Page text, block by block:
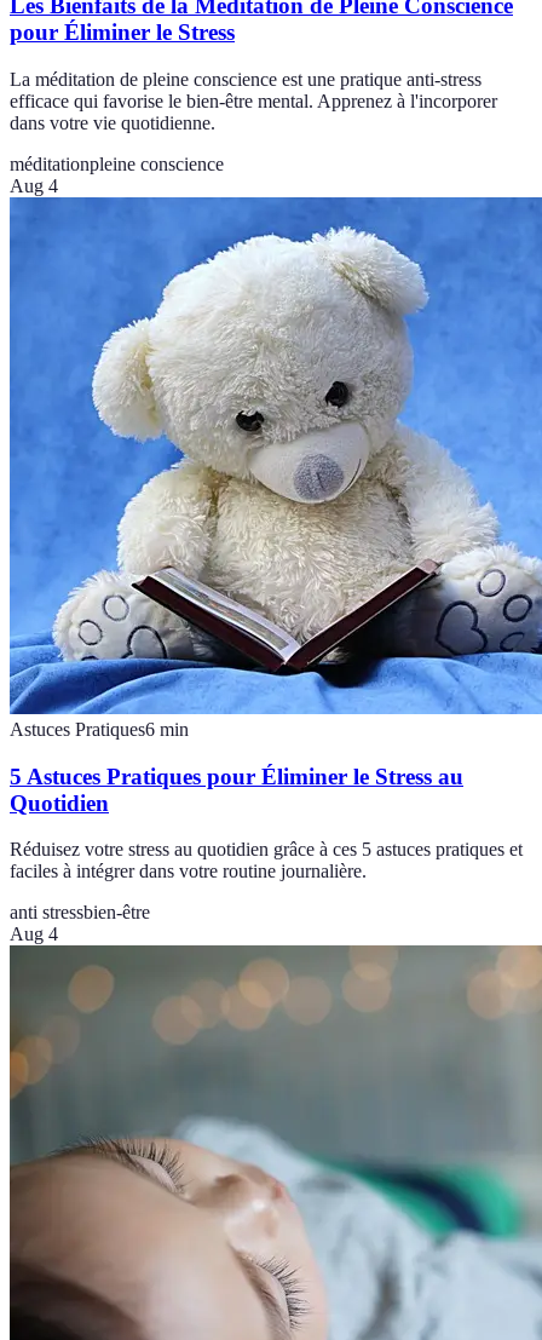
Les Bienfaits de la Méditation de Pleine Conscience
pour Éliminer le Stress
La méditation de pleine conscience est une pratique anti-stress
efficace qui favorise le bien-être mental. Apprenez à l'incorporer
dans votre vie quotidienne.
méditationpleine conscience
Aug 4
Astuces Pratiques6 min
5 Astuces Pratiques pour Éliminer le Stress au
Quotidien
Réduisez votre stress au quotidien grâce à ces 5 astuces pratiques et
faciles à intégrer dans votre routine journalière.
anti stressbien-être
Aug 4